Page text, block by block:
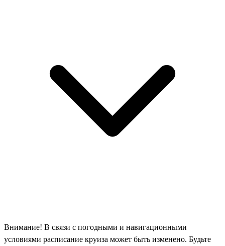
Внимание! В связи с погодными и навигационными
условиями расписание круиза может быть изменено. Будьте